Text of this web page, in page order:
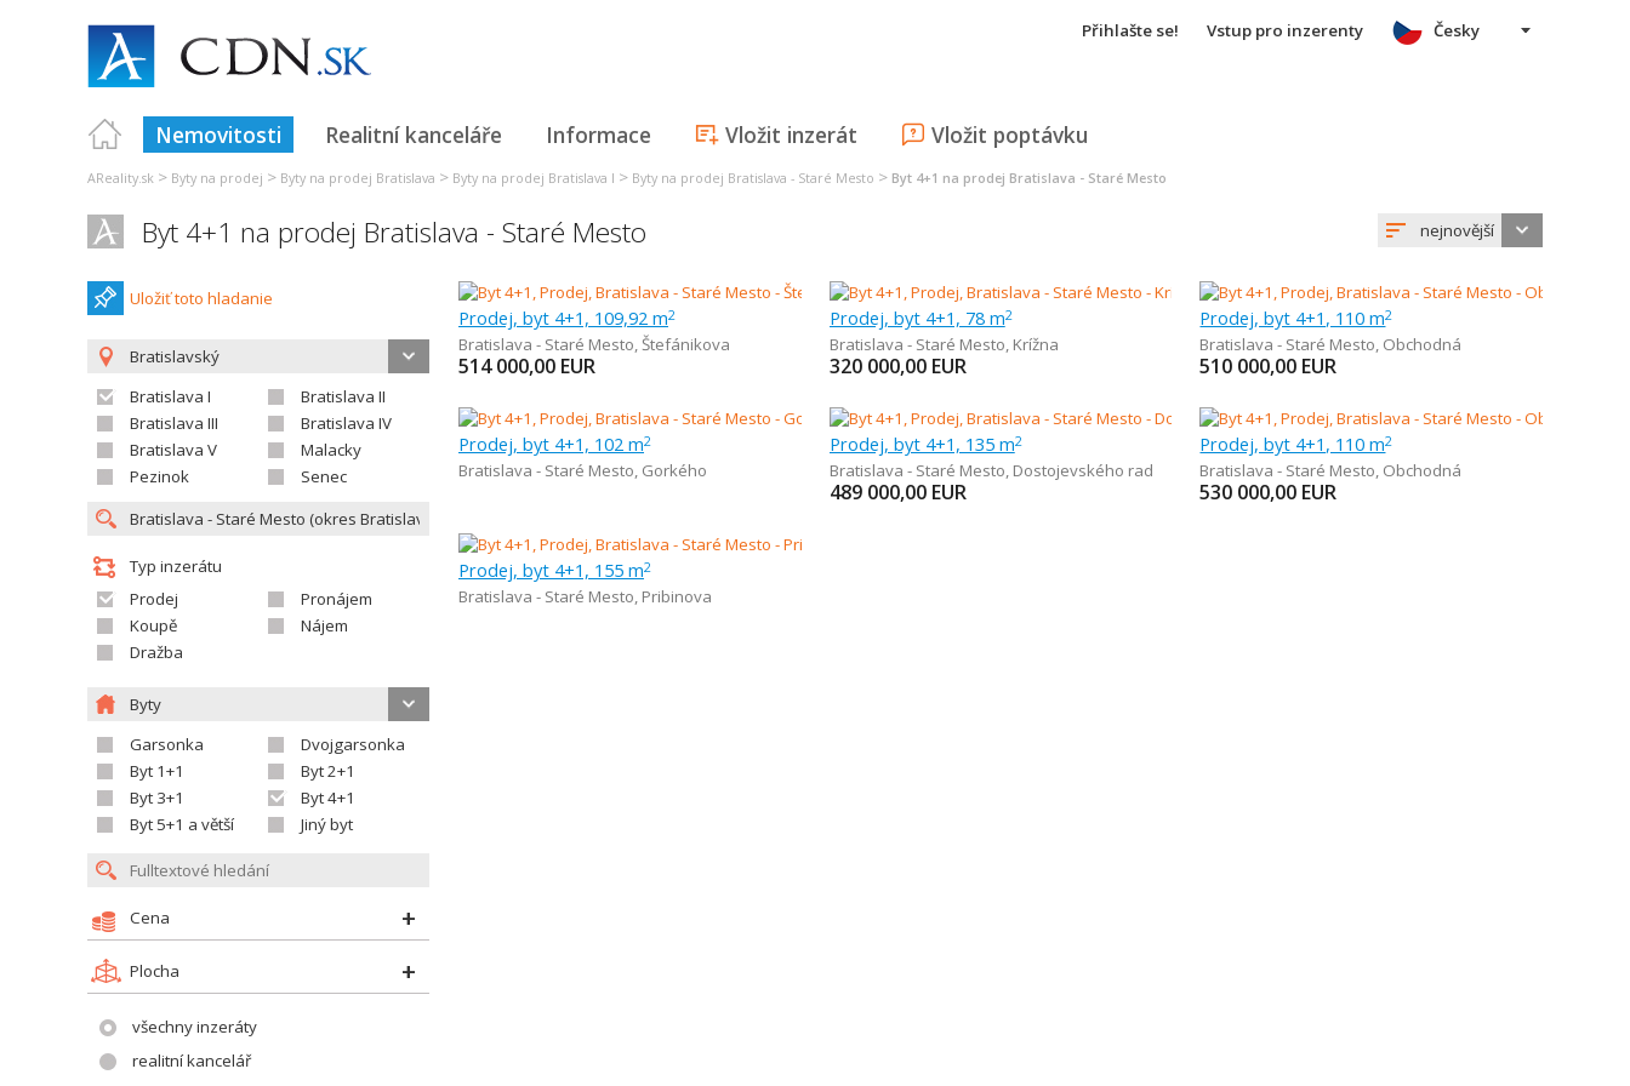
Přihlašte se! Vstup pro inzerenty
Nemovitosti Realitní kanceláře Informace Vložit inzerát Vložit poptávku
Česky
AReality.sk > Byty na prodej > Byty na prodej Bratislava > Byty na prodej Bratislava I > Byty na prodej Bratislava - Staré Mesto > Byt 4+1 na prodej Bratislava - Staré Mesto
Byt 4+1 na prodej Bratislava - Staré Mesto nejnovější
Uložiť toto hladanie
Bratislavský
Bratislava I
Bratislava II
Bratislava III
Bratislava IV
Bratislava V
Malacky
Pezinok
Senec
Typ inzerátu
Prodej
Pronájem
Koupě
Nájem
Dražba
Byty
Garsonka
Dvojgarsonka
Byt 1+1
Byt 2+1
Byt 3+1
Byt 4+1
Byt 5+1 a větší
Jiný byt
Cena
Plocha
všechny inzeráty
realitní kancelář
Prodej, byt 4+1, 109,92 m2
Bratislava - Staré Mesto,Štefánikova
514 000,00 EUR
Prodej, byt 4+1, 78 m2
Bratislava - Staré Mesto, Krížna
320 000,00 EUR
Prodej, byt 4+1, 110 m2
Bratislava - Staré Mesto, Obchodná
510 000,00 EUR
Prodej, byt 4+1, 102 m2
Bratislava - Staré Mesto, Gorkého
Prodej, byt 4+1, 135 m2
Bratislava - Staré Mesto, Dostojevského rad
489 000,00 EUR
Prodej, byt 4+1, 110 m2
Bratislava - Staré Mesto, Obchodná
530 000,00 EUR
Prodej, byt 4+1, 155 m2
Bratislava - Staré Mesto, Pribinova